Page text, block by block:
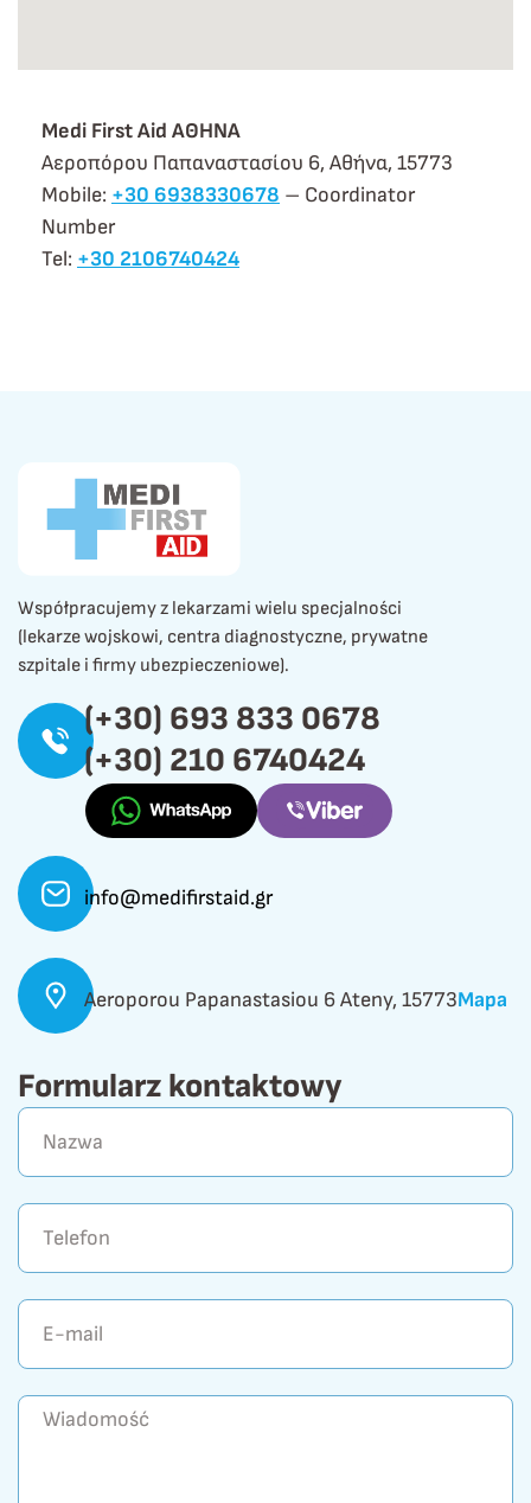
Medi First Aid ΑΘΗΝΑ
Αεροπόρου Παπαναστασίου 6, Αθήνα, 15773
Mobile: +30 6938330678 – Coordinator
Number
Tel: +30 2106740424
Współpracujemy z lekarzami wielu specjalności
(lekarze wojskowi, centra diagnostyczne, prywatne
szpitale i firmy ubezpieczeniowe).
(+30) 693 833 0678
(+30) 210 6740424
info@medifirstaid.gr
Aeroporou Papanastasiou 6 Ateny, 15773Mapa
Formularz kontaktowy